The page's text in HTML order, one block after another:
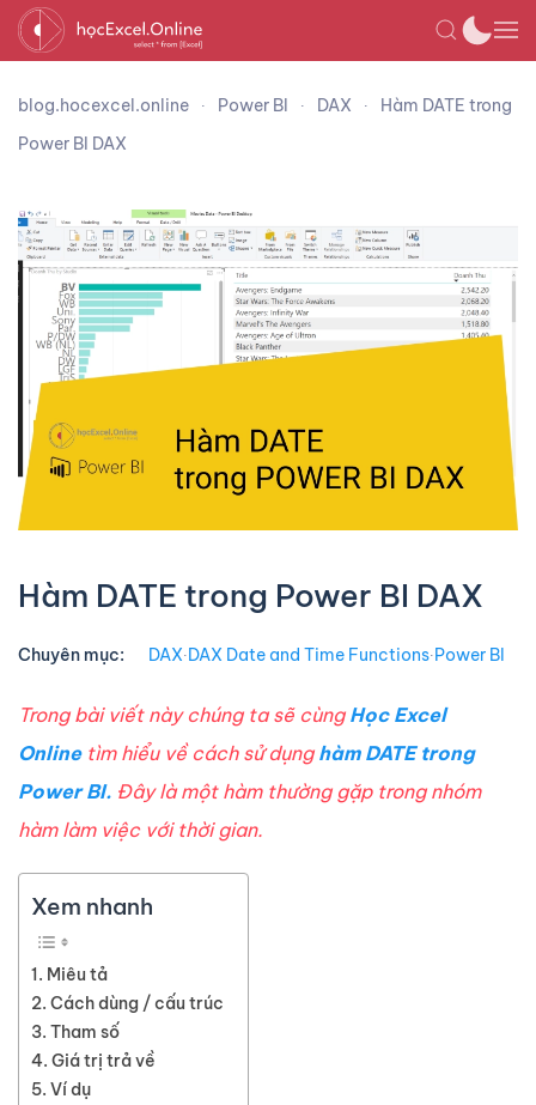
blog.hocexcel.online Power BI DAX
Hàm DATE trong
Power BI DAX
Hàm DATE trong Power BI DAX
Chuyên mục: DAX∙DAX Date and Time Functions∙Power BI
Trong bài viết này chúng ta sẽ cùng Học Excel
Online tìm hiểu về cách sử dụng hàm DATE trong
Power BI. Đây là một hàm thường gặp trong nhóm
hàm làm việc với thời gian.
Xem nhanh
Miêu tả
Cách dùng / cấu trúc
Tham số
Giá trị trả về
Ví dụ